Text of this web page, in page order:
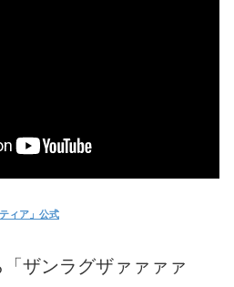
ィア」公式
ザンラグザァァァァ